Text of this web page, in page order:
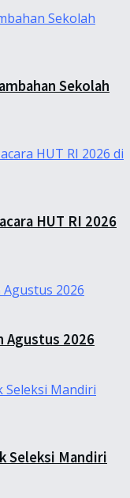
Sekolah
HUT RI 2026
Agustus 2026
Seleksi Mandiri